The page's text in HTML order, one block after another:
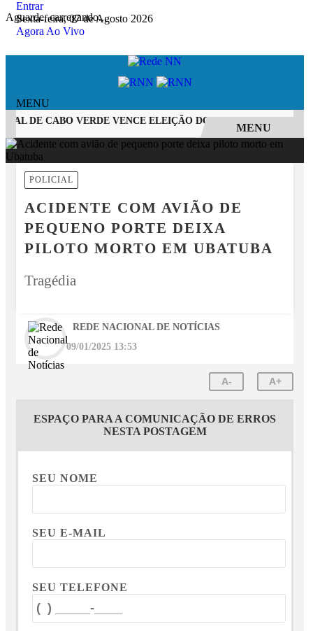
Aguarde, carregando...
Entrar
Sexta-feira, 07 de Agosto 2026
Agora Ao Vivo
MENU
DE CABO VERDE VENCE ELEIÇÃO DO GOL MAIS BONITO DA
MENU
POLICIAL
ACIDENTE COM AVIÃO DE
PEQUENO PORTE DEIXA
PILOTO MORTO EM UBATUBA
Tragédia
REDE NACIONAL DE NOTÍCIAS
09/01/2025 13:53
A- A+
ESPAÇO PARA A COMUNICAÇÃO DE ERROS
NESTA POSTAGEM
SEU NOME
SEU E-MAIL
SEU TELEFONE